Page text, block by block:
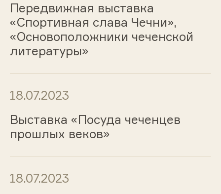
Передвижная выставка
«Спортивная слава Чечни»,
«Основоположники чеченской
литературы»
18.07.2023
Выставка «Посуда чеченцев
прошлых веков»
18.07.2023